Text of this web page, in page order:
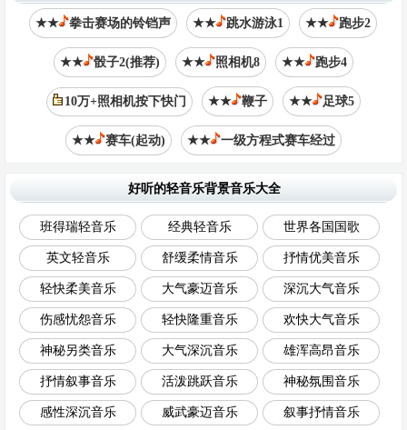
★★ 拳击赛场的铃铛声 ★★ 跳水游泳1 ★★ 跑步2
★★ 骰子2(推荐) ★★ 照相机8 ★★ 跑步4
10万+照相机按下快门 ★★ 鞭子 ★★ 足球5
★★ 赛车(起动) ★★ 一级方程式赛车经过
好听的轻音乐背景音乐大全
班得瑞轻音乐 经典轻音乐 世界各国国歌
英文轻音乐 舒缓柔情音乐 抒情优美音乐
轻快柔美音乐 大气豪迈音乐 深沉大气音乐
伤感忧怨音乐 轻快隆重音乐 欢快大气音乐
神秘另类音乐 大气深沉音乐 雄浑高昂音乐
抒情叙事音乐 活泼跳跃音乐 神秘氛围音乐
感性深沉音乐 威武豪迈音乐 叙事抒情音乐